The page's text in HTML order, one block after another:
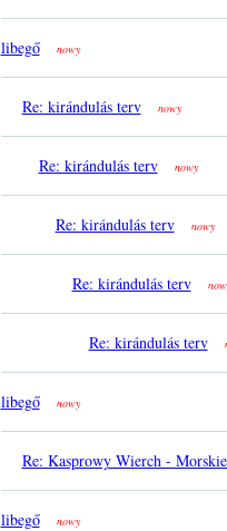
libegő nowy
Re: kirándulás terv nowy
Re: kirándulás terv nowy
Re: kirándulás terv nowy
Re: kirándulás terv
Re: kirándulás terv
libegő nowy
Re: Kasprowy Wierch -
libegő nowy